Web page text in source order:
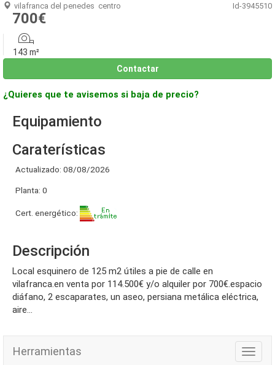
vilafranca del penedes centro Id-3945510
700€
143 m²
Contactar
¿Quieres que te avisemos si baja de precio?
Equipamiento
Caraterísticas
Actualizado: 08/08/2026
Planta: 0
Cert. energético:
Descripción
local esquinero de 125 m2 útiles a pie de calle en
vilafranca.en venta por 114.500€ y/o alquiler por 700€.espacio
diáfano, 2 escaparates, un aseo, persiana metálica eléctrica,
aire...
Herramientas